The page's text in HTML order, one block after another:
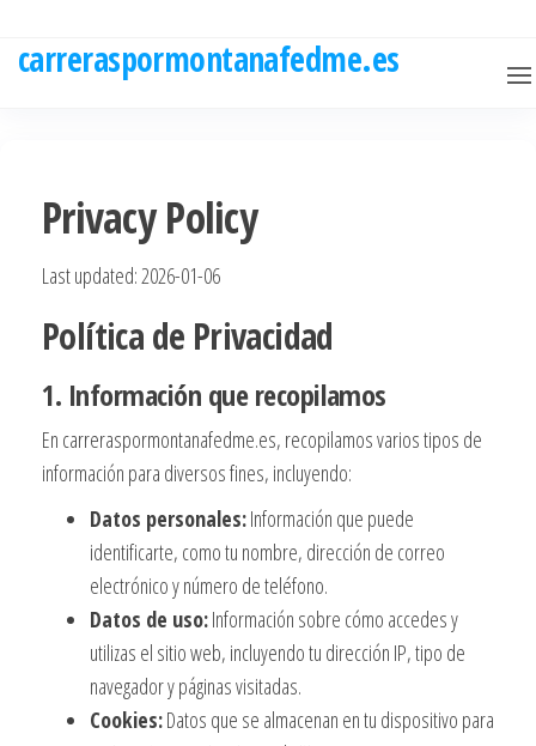
carreraspormontanafedme.es
Privacy Policy
Last updated: 2026-01-06
Política de Privacidad
1. Información que recopilamos
En carreraspormontanafedme.es, recopilamos varios tipos de
información para diversos fines, incluyendo:
Datos personales:Información que puede
identificarte, como tu nombre, dirección de correo
electrónico y número de teléfono.
Datos de uso:Información sobre cómo accedes y
utilizas el sitio web, incluyendo tu dirección IP, tipo de
navegador y páginas visitadas.
Cookies:Datos que se almacenan en tu dispositivo para